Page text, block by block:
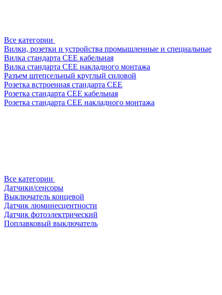
Все категории
Вилки, розетки и устройства промышленные и специальные
Вилка стандарта CEE кабельная
Вилка стандарта CEE накладного монтажа
Разъем штепсельный круглый силовой
Розетка встроенная стандарта CEE
Розетка стандарта СЕЕ кабельная
Розетка стандарта СЕЕ накладного монтажа
Все категории
Датчики/сенсоры
Выключатель концевой
Датчик люминесцентности
Датчик фотоэлектрический
Поплавковый выключатель